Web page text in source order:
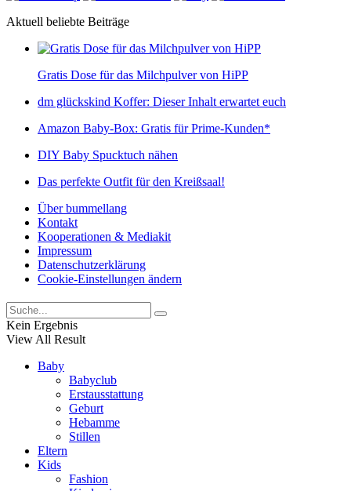
Aktuell beliebte Beiträge
Gratis Dose für das Milchpulver von HiPP
dm glückskind Koffer: Dieser Inhalt erwartet euch
Amazon Baby-Box: Gratis für Prime-Kunden*
DIY Baby Spucktuch nähen
Das perfekte Outfit für den Kreißsaal!
Über bummellang
Kontakt
Kooperationen & Mediakit
Impressum
Datenschutzerklärung
Cookie-Einstellungen ändern
Kein Ergebnis
View All Result
Baby
Babyclub
Erstausstattung
Geburt
Hebamme
Stillen
Eltern
Kids
Fashion